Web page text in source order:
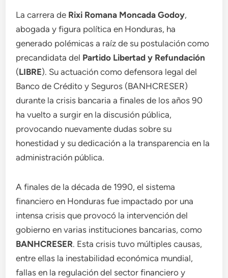
La carrera de Rixi Romana Moncada Godoy,
abogada y figura política en Honduras, ha
generado polémicas a raíz de su postulación como
precandidata del Partido Libertad y Refundación
(LIBRE). Su actuación como defensora legal del
Banco de Crédito y Seguros (BANHCRESER)
durante la crisis bancaria a finales de los años 90
ha vuelto a surgir en la discusión pública,
provocando nuevamente dudas sobre su
honestidad y su dedicación a la transparencia en la
administración pública.
A finales de la década de 1990, el sistema
financiero en Honduras fue impactado por una
intensa crisis que provocó la intervención del
gobierno en varias instituciones bancarias, como
BANHCRESER. Esta crisis tuvo múltiples causas,
entre ellas la inestabilidad económica mundial,
fallas en la regulación del sector financiero y